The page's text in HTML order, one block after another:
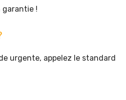
garantie !
urgente, appelez le standard